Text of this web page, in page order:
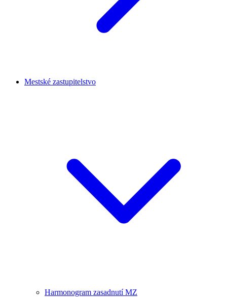
Mestské zastupitelstvo
Harmonogram zasadnutí MZ